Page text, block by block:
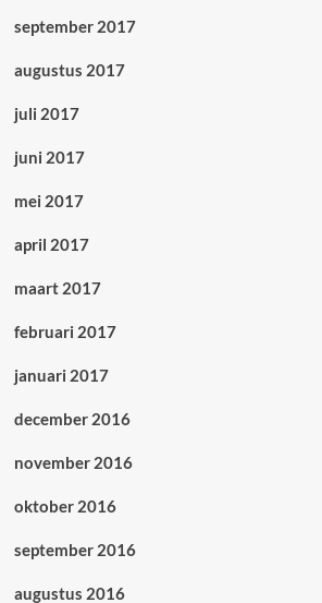
september 2017
augustus 2017
juli 2017
juni 2017
mei 2017
april 2017
maart 2017
februari 2017
januari 2017
december 2016
november 2016
oktober 2016
september 2016
augustus 2016